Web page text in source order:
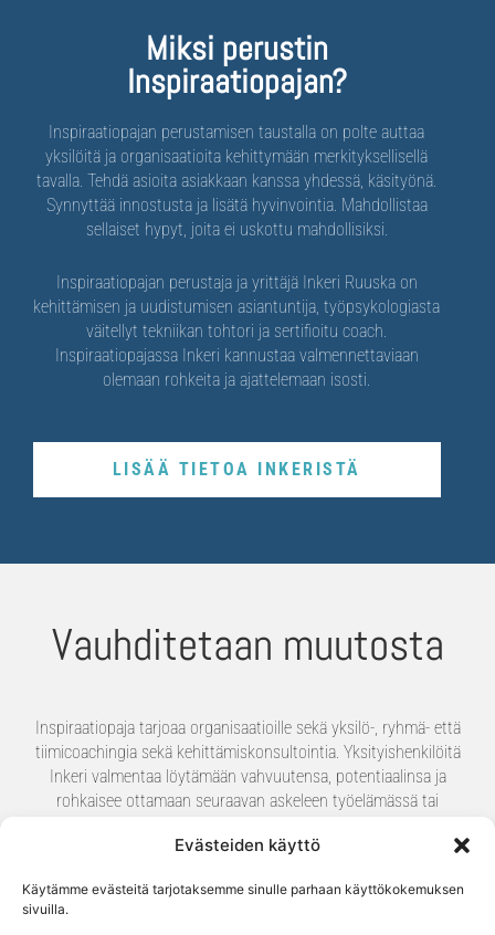
Evästeiden käyttö
Käytämme evästeitä tarjotaksemme sinulle parhaan käyttökokemuksen
sivuilla.
Miksi perustin
Inspiraatiopajan?
Inspiraatiopajan perustamisen taustalla on polte auttaa
yksilöitä ja organisaatioita kehittymään merkityksellisellä
tavalla. Tehdä asioita asiakkaan kanssa yhdessä, käsityönä.
Synnyttää innostusta ja lisätä hyvinvointia. Mahdollistaa
sellaiset hypyt, joita ei uskottu mahdollisiksi.
Inspiraatiopajan perustaja ja yrittäjä Inkeri Ruuska on
kehittämisen ja uudistumisen asiantuntija, työpsykologiasta
väitellyt tekniikan tohtori ja sertifioitu coach.
Inspiraatiopajassa Inkeri kannustaa valmennettaviaan
olemaan rohkeita ja ajattelemaan isosti.
LISÄÄ TIETOA INKERISTÄ
Vauhditetaan muutosta
Inspiraatiopaja tarjoaa organisaatioille sekä yksilö-, ryhmä- että
tiimicoachingia sekä kehittämiskonsultointia. Yksityishenkilöitä
Inkeri valmentaa löytämään vahvuutensa, potentiaalinsa ja
rohkaisee ottamaan seuraavan askeleen työelämässä tai
asiantuntijana projekteissa tuomassa organisaatioon uutta